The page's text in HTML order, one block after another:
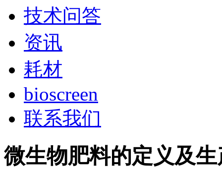
技术问答
资讯
耗材
bioscreen
联系我们
微生物肥料的定义及